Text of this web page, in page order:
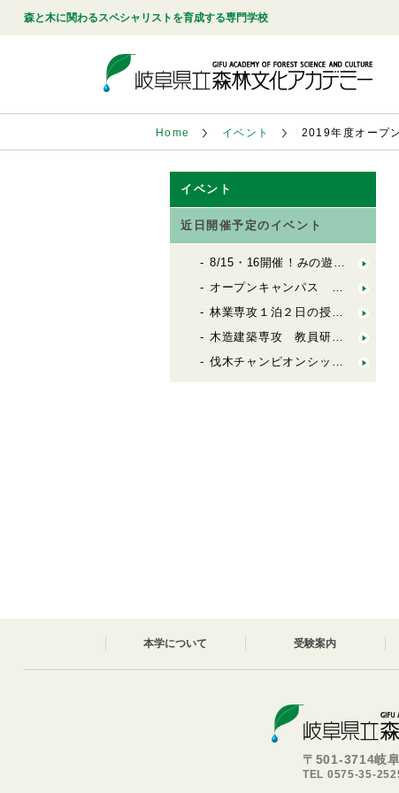
森と木に関わるスペシャリストを育成する専門学校
Home イベント 2019年度オープ
イベント
近日開催予定のイベント
8/15・16開催！みの遊学（森林文化アカデミー×ののの案内所 合同企画）
オープンキャンパス 8月16日（日）
林業専攻１泊２日の授業体験ツアー！
木造建築専攻 教員研究･活動 報告会2026
伐木チャンピオンシップin岐阜開催!
本学について 受験案内
〒501-3714岐
TEL 0575-35-